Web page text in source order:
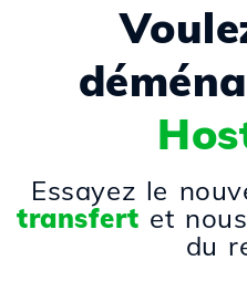
Essayez le
transfert et
du